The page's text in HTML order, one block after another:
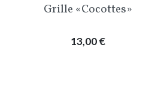
Grille «Cocottes»
Prix
13,00 €